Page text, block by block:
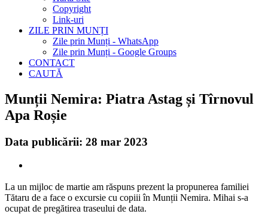
Copyright
Link-uri
ZILE PRIN MUNȚI
Zile prin Munți - WhatsApp
Zile prin Munți - Google Groups
CONTACT
CAUTĂ
Munții Nemira: Piatra Astag și Tîrnovul
Apa Roșie
Data publicării: 28 mar 2023
La un mijloc de martie am răspuns prezent la propunerea familiei
Tătaru de a face o excursie cu copiii în Munții Nemira. Mihai s-a
ocupat de pregătirea traseului de data.